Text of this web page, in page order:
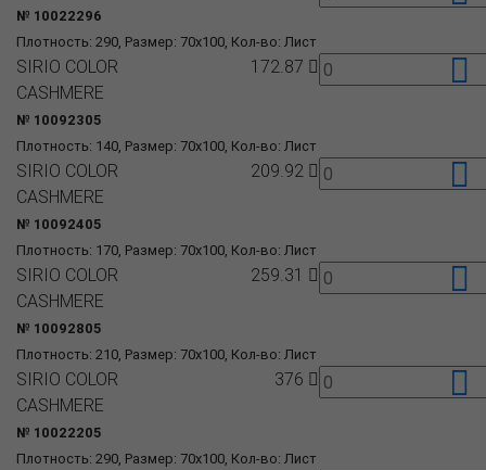
Плотность: 290, Размер: 70x100, Кол-во: Лист
№ 10022296
Плотность: 140, Размер: 70x100, Кол-во: Лист
SIRIO COLOR
CASHMERE
№ 10092305
172.87
Плотность: 170, Размер: 70x100, Кол-во: Лист
SIRIO COLOR
CASHMERE
№ 10092405
209.92
Плотность: 210, Размер: 70x100, Кол-во: Лист
SIRIO COLOR
CASHMERE
№ 10092805
259.31
Плотность: 290, Размер: 70x100, Кол-во: Лист
SIRIO COLOR
CASHMERE
№ 10022205
376